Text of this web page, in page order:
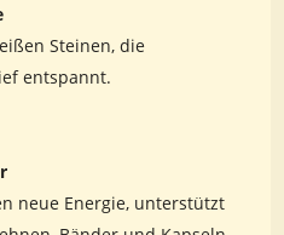
Steinen, die
entspannt.
neue Energie, unterstützt